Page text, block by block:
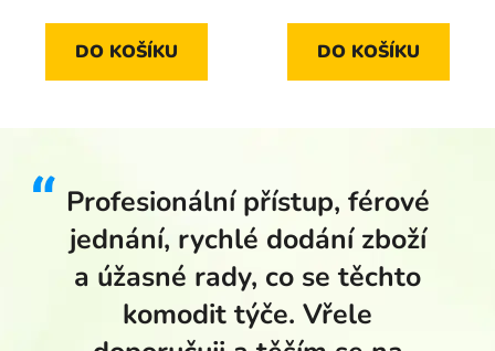
DO KOŠÍKU DO KOŠÍKU
Profesionální přístup, férové
jednání, rychlé dodání zboží
a úžasné rady, co se těchto
komodit týče. Vřele